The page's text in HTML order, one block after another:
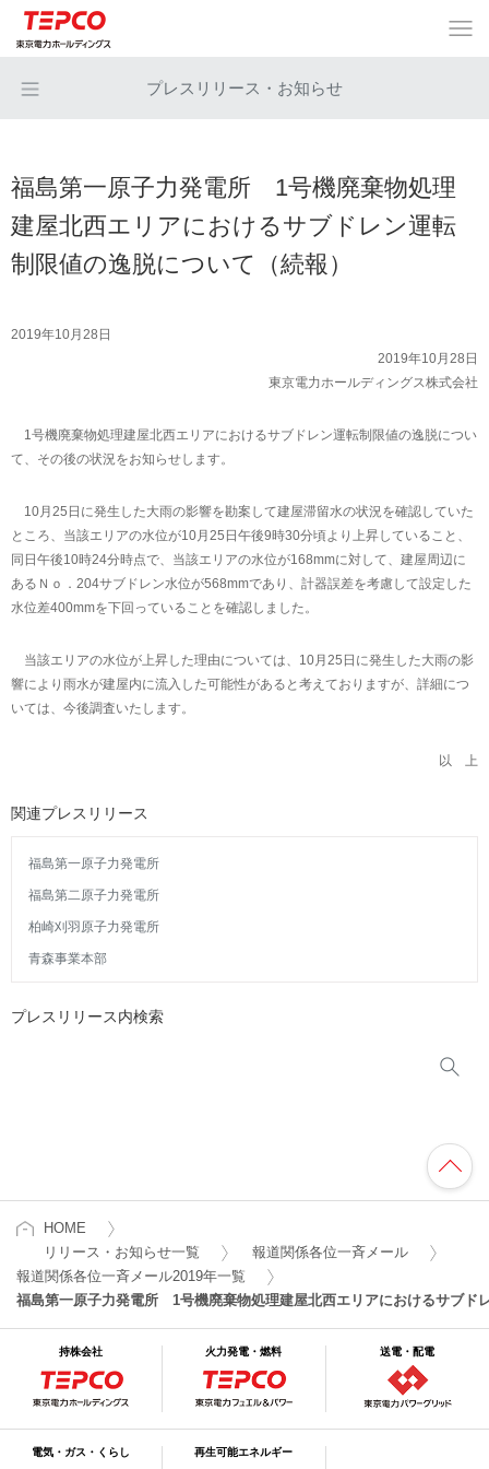
プレスリリース・お知らせ
福島第一原子力発電所 1号機廃棄物処理
建屋北西エリアにおけるサブドレン運転
制限値の逸脱について（続報）
2019年10月28日
2019年10月28日
東京電力ホールディングス株式会社
1号機廃棄物処理建屋北西エリアにおけるサブドレン運転制限値の逸脱につい
て、その後の状況をお知らせします。
10月25日に発生した大雨の影響を勘案して建屋滞留水の状況を確認していた
ところ、当該エリアの水位が10月25日午後9時30分頃より上昇していること、
同日午後10時24分時点で、当該エリアの水位が168mmに対して、建屋周辺に
あるＮｏ．204サブドレン水位が568mmであり、計器誤差を考慮して設定した
水位差400mmを下回っていることを確認しました。
当該エリアの水位が上昇した理由については、10月25日に発生した大雨の影
響により雨水が建屋内に流入した可能性があると考えておりますが、詳細につ
いては、今後調査いたします。
以 上
関連プレスリリース
福島第一原子力発電所
福島第二原子力発電所
柏崎刈羽原子力発電所
青森事業本部
プレスリリース内検索
HOME
リリース・お知らせ一覧
報道関係各位一斉メール
報道関係各位一斉メール2019年一覧
福島第一原子力発電所 1号機廃棄物処理建屋北西エリアにおけるサブド
持株会社 火力発電・燃料 送電・配電
電気・ガス・くらし 再生可能エネルギー